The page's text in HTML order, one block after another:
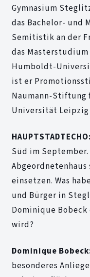
Gymnasium
das Bachelor- und
Semitistik an der
das
Humboldt-
ist er
Naumann-
Universität
HAUPTSTADTECHO:
Süd im
einsetzen. Was
und Bürger in
Dominique
wird?
Dominique
besonderes